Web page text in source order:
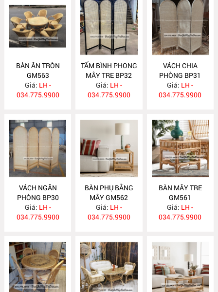
BÀN ĂN TRÒN
GM563
Giá: LH -
034.775.9900
TẤM BÌNH PHONG
MÂY TRE BP32
Giá: LH -
034.775.9900
VÁCH CHIA
PHÒNG BP31
Giá: LH -
034.775.9900
VÁCH NGĂN
PHÒNG BP30
Giá: LH -
034.775.9900
BÀN PHỤ BẰNG
MÂY GM562
Giá: LH -
034.775.9900
BÀN MÂY TRE
GM561
Giá: LH -
034.775.9900